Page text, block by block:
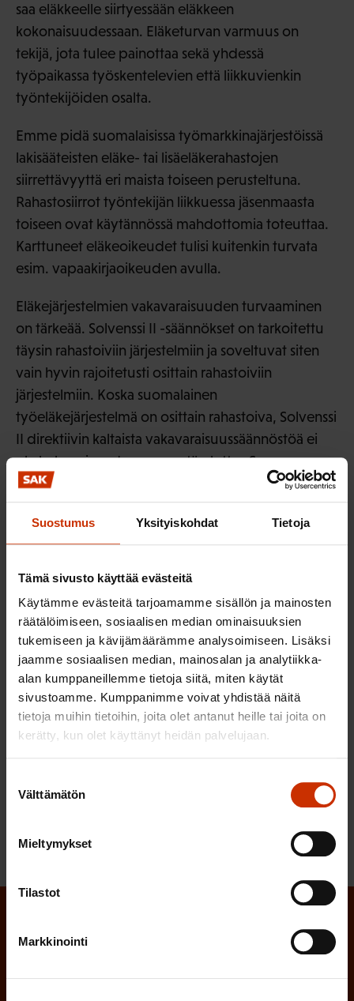
Suostumus Yksityiskohdat Tietoja
Tämä sivusto käyttää evästeitä
Käytämme evästeitä tarjoamamme sisällön ja mainosten
räätälöimiseen, sosiaalisen median ominaisuuksien
tukemiseen ja kävijämäärämme analysoimiseen. Lisäksi
jaamme sosiaalisen median, mainosalan ja analytiikka-
alan kumppaneillemme tietoja siitä, miten käytät
sivustoamme. Kumppanimme voivat yhdistää näitä
tietoja muihin tietoihin, joita olet antanut heille tai joita on
kerätty, kun olet käyttänyt heidän palvelujaan.
valinta
Välttämätön
Mieltymykset
Tilastot
Markkinointi
saa eläkkeelle siirtyessään eläkkeen
kokonaisuudessaan. Eläketurvan varmuus on
tekijä, jota tulee painottaa sekä yhdessä
työpaikassa työskentelevien että liikkuvienkin
työntekijöiden osalta.
Emme pidä suomalaisissa työmarkkinajärjestöissä
lakisääteisten eläke- tai lisäeläkerahastojen
siirrettävyyttä eri maista toiseen perusteltuna.
Rahastosiirrot työntekijän liikkuessa jäsenmaasta
toiseen ovat käytännössä mahdottomia toteuttaa.
Karttuneet eläkeoikeudet tulisi kuitenkin turvata
esim. vapaakirjaoikeuden avulla.
Eläkejärjestelmien vakavaraisuuden turvaaminen
on tärkeää. Solvenssi II -säännökset on tarkoitettu
täysin rahastoiviin järjestelmiin ja soveltuvat siten
vain hyvin rajoitetusti osittain rahastoiviin
järjestelmiin. Koska suomalainen
työeläkejärjestelmä on osittain rahastoiva, Solvenssi
II direktiivin kaltaista vakavaraisuussäännöstöä ei
ole kokonaisuudessaan syytä ulottaa Suomen
lakisääteistä työeläketurvaa tarjoaviin
eläkelaitoksiin.
Eläkejärjestelmien rahoituksellisesta kestävyydestä
rahastoinnilla ja työnantaja- ja työntekijämaksuilla
sekä tuottavalla ja turvaavalla sijoitustoiminnalla.
Työeläkerahastoja on syytä käyttää vain
eläkelupausten hoitamiseen, eikä vieraisiin
tarkoituksiin kuten julkisen talouden vajeiden
paikkaamiseen.
Suomen Ammattiliittojen Keskusjärjestö SAK ry
Tilaa SAK:n uutiskirje ja pysy kartalla